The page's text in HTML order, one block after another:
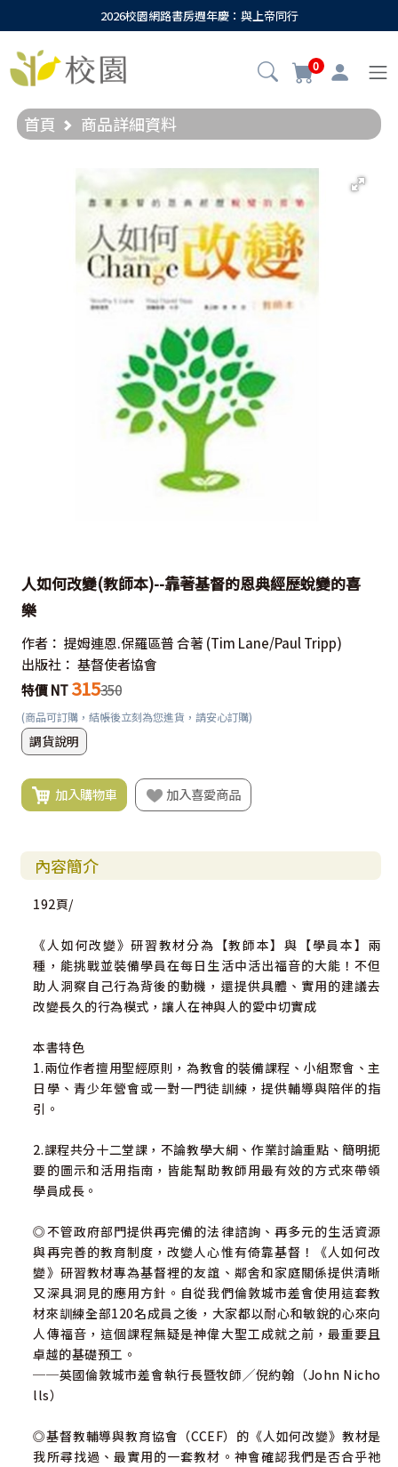
2026校園網路書房週年慶：與上帝同行
0
首頁 商品詳細資料
人如何改變(教師本)--靠著基督的恩典經歷蛻變的喜
樂
作者： 提姆連恩.保羅區普 合著 (Tim Lane/Paul Tripp)
出版社： 基督使者協會
特價 NT 315350
(商品可訂購，結帳後立刻為您進貨，請安心訂購)
調貨說明
加入購物車 加入喜愛商品
內容簡介
192頁/
《人如何改變》研習教材分為【教師本】與【學員本】兩
種，能挑戰並裝備學員在每日生活中活出福音的大能！不但
助人洞察自己行為背後的動機，還提供具體、實用的建議去
改變長久的行為模式，讓人在神與人的愛中切實成
本書特色
1.兩位作者擅用聖經原則，為教會的裝備課程、小組聚會、主
日學、青少年營會或一對一門徒訓練，提供輔導與陪伴的指
引。
2.課程共分十二堂課，不論教學大綱、作業討論重點、簡明扼
要的圖示和活用指南，皆能幫助教師用最有效的方式來帶領
學員成長。
◎不管政府部門提供再完備的法律諮詢、再多元的生活資源
與再完善的教育制度，改變人心惟有倚靠基督！《人如何改
變》研習教材專為基督裡的友誼、鄰舍和家庭關係提供清晰
又深具洞見的應用方針。自從我們倫敦城市差會使用這套教
材來訓練全部120名成員之後，大家都以耐心和敏銳的心來向
人傳福音，這個課程無疑是神偉大聖工成就之前，最重要且
卓越的基礎預工。
──英國倫敦城市差會執行長暨牧師╱倪約翰（John Nicho
lls）
◎基督教輔導與教育協會（CCEF）的《人如何改變》教材是
我所尋找過、最實用的一套教材。神會確認我們是否合乎祂